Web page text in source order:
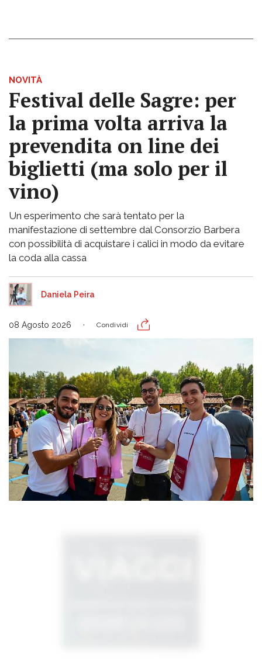
NOVITÀ
Festival delle Sagre: per
la prima volta arriva la
prevendita on line dei
biglietti (ma solo per il
vino)
Un esperimento che sarà tentato per la
manifestazione di settembre dal Consorzio Barbera
con possibilità di acquistare i calici in modo da evitare
la coda alla cassa
Daniela Peira
08 Agosto 2026 Condividi